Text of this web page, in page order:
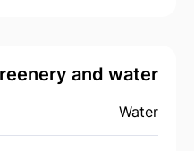
and water
Water